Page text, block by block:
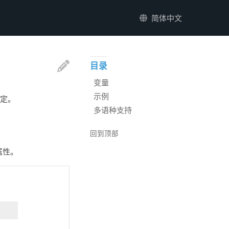
简体中文
。
。
目录
变量
示例
多语种支持
回到顶部